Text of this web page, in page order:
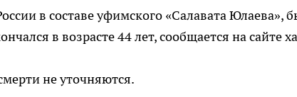
в составе уфимского «Салавата
в возрасте 44 лет, сообщается на сайте
не уточняются.